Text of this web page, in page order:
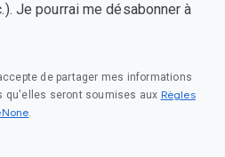
Je pourrai me désabonner à
de partager mes informations
qu'elles seront soumises aux Règles
.